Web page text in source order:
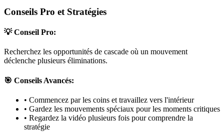
Conseils Pro et Stratégies
💡 Conseil Pro:
Recherchez les opportunités de cascade où un mouvement
déclenche plusieurs éliminations.
🎯 Conseils Avancés:
• Commencez par les coins et travaillez vers l'intérieur
• Gardez les mouvements spéciaux pour les moments critiques
• Regardez la vidéo plusieurs fois pour comprendre la
stratégie